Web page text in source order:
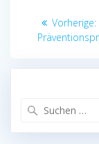
Vorherige: